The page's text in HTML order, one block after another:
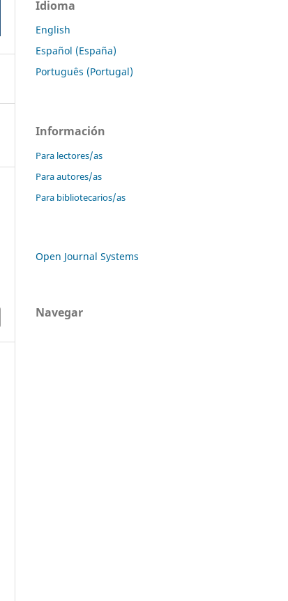
Idioma
English
Español (España)
Português (Portugal)
Información
Para lectores/as
Para autores/as
Para bibliotecarios/as
Open Journal Systems
Navegar